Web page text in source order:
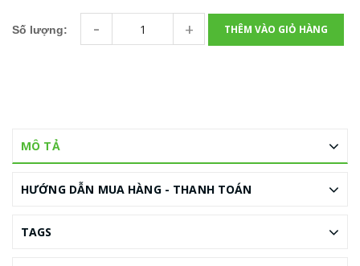
Số lượng: - + THÊM VÀO GIỎ HÀNG
MÔ TẢ
HƯỚNG DẪN MUA HÀNG - THANH TOÁN
TAGS